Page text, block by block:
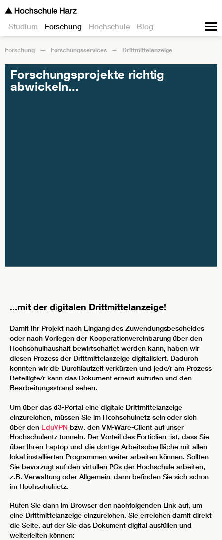
Studium Forschung Hochschule Blog
Forschung Forschungsservices Drittmittelanzeige
Forschungsprojekte richtig
abwickeln...
...mit der digitalen Drittmittelanzeige!
Damit Ihr Projekt nach Eingang des Zuwendungsbescheides
oder nach Vorliegen der Kooperationvereinbarung über den
Hochschulhaushalt bewirtschaftet werden kann, haben wir
diesen Prozess der Drittmittelanzeige digitalisiert. Dadurch
konnten wir die Durchlaufzeit verkürzen und jede/r am Prozess
Beteiligte/r kann das Dokument erneut aufrufen und den
Bearbeitungsstrand sehen.
Um über das d3-Portal eine digitale Drittmittelanzeige
einzureichen, müssen Sie im Hochschulnetz sein oder sich
über den EduVPN bzw. den VM-Ware-Client auf unser
Hochschulentz tunneln. Der Vorteil des Forticlient ist, dass Sie
über Ihren Laptop und die dortige Arbeitsoberfläche mit allen
lokal installierten Programmen weiter arbeiten können. Sollten
Sie bevorzugt auf den virtullen PCs der Hochschule arbeiten,
z.B. Verwaltung oder Allgemein, dann befinden Sie sich schon
im Hochschulnetz.
Rufen Sie dann im Browser den nachfolgenden Link auf, um
eine Drittmittelanzeige einzureichen. Sie erreichen damit direkt
die Seite, auf der Sie das Dokument digital ausfüllen und
weiterleiten können: